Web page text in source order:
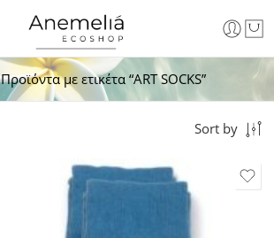
Προϊόντα με ετικέτα “ART SOCKS”
Sort by